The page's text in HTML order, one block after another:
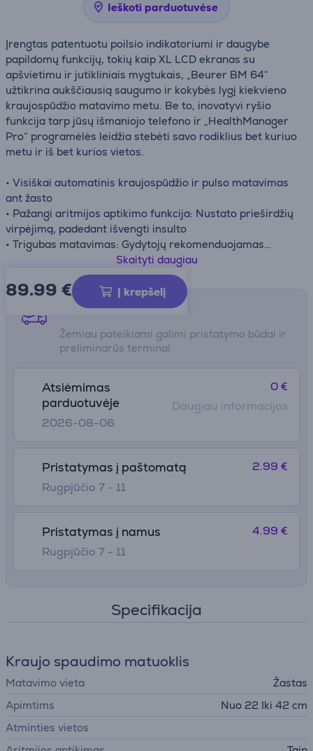
Ieškoti parduotuvėse
Įrengtas patentuotu poilsio indikatoriumi ir daugybe
papildomų funkcijų, tokių kaip XL LCD ekranas su
apšvietimu ir jutikliniais mygtukais, „Beurer BM 64“
užtikrina aukščiausią saugumo ir kokybės lygį kiekvieno
kraujospūdžio matavimo metu. Be to, inovatyvi ryšio
funkcija tarp jūsų išmaniojo telefono ir „HealthManager
Pro“ programėlės leidžia stebėti savo rodiklius bet kuriuo
metu ir iš bet kurios vietos.
• Visiškai automatinis kraujospūdžio ir pulso matavimas
ant žasto
• Pažangi aritmijos aptikimo funkcija: Nustato prieširdžių
virpėjimą, padedant išvengti insulto
• Trigubas matavimas: Gydytojų rekomenduojamas
metodas dar tikslesniems rezultatams
• Infliacijos technologija: Maksimalus matavimo
komfortas dėl švelnaus slėgio didinimo ir greito
matavimo laiko
• Patentinis poilsio indikatorius* tiksliai matavimo
rezultatams
Skaityti daugiau
89.99 € Į krepšelį
Pristatymo būdai
Žemiau pateikiami galimi pristatymo būdai ir
preliminarūs terminai
Atsiėmimas
parduotuvėje
2026-08-06
0 €
Daugiau informacijos
Pristatymas į paštomatą
Rugpjūčio 7 - 11
2.99 €
Pristatymas į namus
Rugpjūčio 7 - 11
4.99 €
Specifikacija
Kraujo spaudimo matuoklis
Matavimo vieta
Žastas
Apimtims
Nuo 22 Iki 42 cm
Atminties vietos